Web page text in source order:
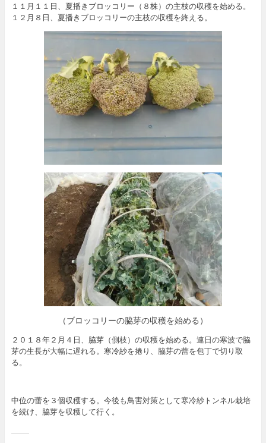
１１月１１日、夏播きブロッコリー（８株）の主枝の収穫を始める。
１２月８日、夏播きブロッコリーの主枝の収穫を終える。
（ブロッコリーの脇芽の収穫を始める）
２０１８年２月４日、脇芽（側枝）の収穫を始める。連日の寒波で脇
芽の生長が大幅に遅れる。寒冷紗を捲り、脇芽の蕾を包丁で切り取
る。
中位の蕾を３個収穫する。今後も鳥害対策として寒冷紗トンネル栽培
を続け、脇芽を収穫して行く。